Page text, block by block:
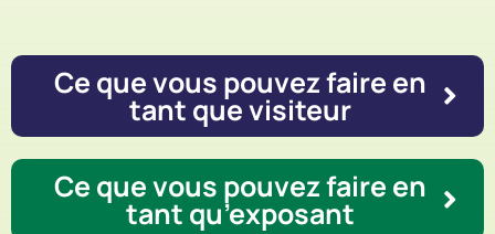
Ce que vous pouvez faire en
tant que visiteur
Ce que vous pouvez faire en
tant qu’exposant